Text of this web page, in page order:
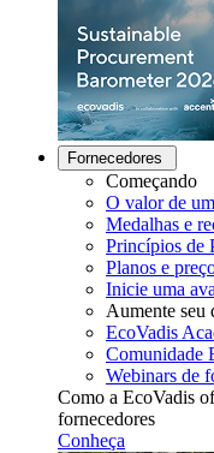
Fornecedores
Começando
O valor de
Medalhas e
Princípios de
Planos e
Inicie uma
Aumente seu
EcoVadis
Comunidade
Webinars de
Como a EcoVadis
fornecedores
Conheça